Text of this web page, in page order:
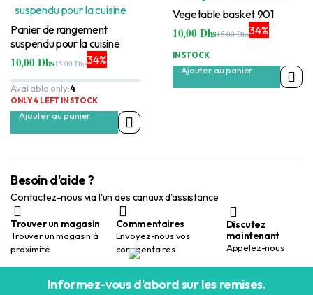
Panier de rangement
suspendu pour la cuisine
15,00Dhs
Le
prix
initial
était :
15,00 Dhs.
10,00Dhs
Le
prix
actuel
est :
10,00 Dhs.
34%
Available only:4
ONLY 4 LEFT IN STOCK
Ajouter au panier
Vegetable basket 901
15,00Dhs
Le
prix
initial
était :
10,00Dhs
Le
prix
actuel
est :
34%
IN STOCK
Ajouter au panier
Besoin d'aide ?
Contactez-nous via l'un des canaux d'assistance
Trouver un magasin
Trouver un magasin à
proximité
Commentaires
Envoyez-nous vos
commentaires
Discutez
maintenant
Appelez-nous
Informez-vous d'abord sur les remises.